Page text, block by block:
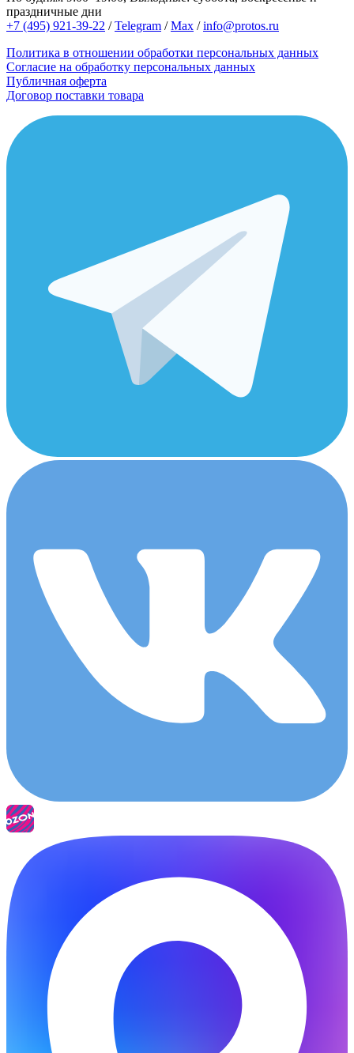
праздничные дни
+7 (495) 921-39-22 /Telegram /Max /info@protos.ru
Политика в отношении обработки персональных данных
Согласие на обработку персональных данных
Публичная оферта
Договор поставки товара